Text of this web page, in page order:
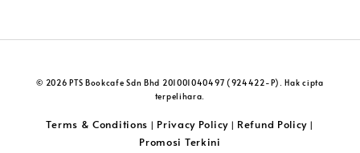
© 2026 PTS Bookcafe Sdn Bhd 201001040497 (924422-P). Hak cipta
terpelihara.
Terms & Conditions | Privacy Policy| Refund Policy |
Promosi Terkini